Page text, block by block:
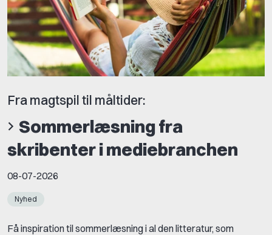
Fra magtspil til måltider:
Sommerlæsning fra
skribenter i mediebranchen
08-07-2026
Nyhed
Få inspiration til sommerlæsning i al den litteratur, som